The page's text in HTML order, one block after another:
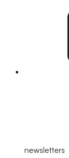
newsletters